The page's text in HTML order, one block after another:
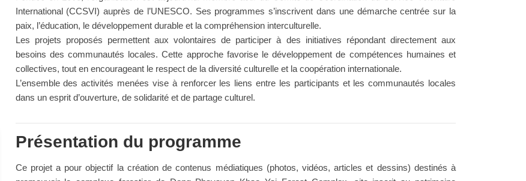
International (CCSVI) auprès de l’UNESCO. Ses programmes s’inscrivent dans une démarche centrée sur la
paix, l’éducation, le développement durable et la compréhension interculturelle.
Les projets proposés permettent aux volontaires de participer à des initiatives répondant directement aux
besoins des communautés locales. Cette approche favorise le développement de compétences humaines et
collectives, tout en encourageant le respect de la diversité culturelle et la coopération internationale.
L’ensemble des activités menées vise à renforcer les liens entre les participants et les communautés locales
dans un esprit d’ouverture, de solidarité et de partage culturel.
Présentation du programme
Ce projet a pour objectif la création de contenus médiatiques (photos, vidéos, articles et dessins) destinés à